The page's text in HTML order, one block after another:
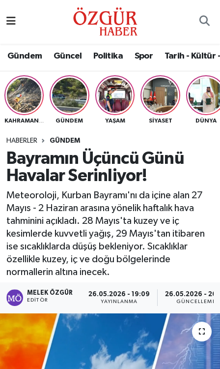
Gündem Güncel Politika Spor Tarih - Kültür
GÜNDEM YAŞAM SIYASET DÜNYA
HABERLER GÜNDEM
Bayramın Üçüncü Günü
Havalar Serinliyor!
Meteoroloji, Kurban Bayramı'nı da içine alan 27
Mayıs - 2 Haziran arasına yönelik haftalık hava
tahminini açıkladı. 28 Mayıs'ta kuzey ve iç
kesimlerde kuvvetli yağış, 29 Mayıs'tan itibaren
ise sıcaklıklarda düşüş bekleniyor. Sıcaklıklar
özellikle kuzey, iç ve doğu bölgelerinde
normallerin altına inecek.
MELEK ÖZGÜR
EDITÖR
26.05.2026 - 19:09
YAYINLANMA
26.05.2026 -
GÜNCELLEME
Eğitim
Ekonomi
Güncel
Gündem
Politika
Sağlık
Spor
Tarih - Kültür - Sanat - Turizm
Yaşam
Nöbetçi Eczaneler
Namaz Vakitleri
Trafik Durumu
Süper Lig Puan Durumu ve Fikstür
Tüm Manşetler
Haber Arşivi